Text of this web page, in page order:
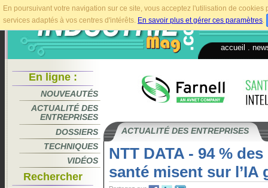
En poursuivant votre navigation sur ce site, vous acceptez l'utilisation de
services adaptés à vos centres d'intérêts. En savoir plus et gérer ces paramètres.
accueil
En ligne :
NOUVEAUTÉS
ACTUALITÉ DES
ENTREPRISES
DOSSIERS
TECHNIQUES
VIDÉOS
Rechercher
ACTUALITÉ DES ENTREPRISES
NTT DATA - 94 %
santé misent sur l’IA